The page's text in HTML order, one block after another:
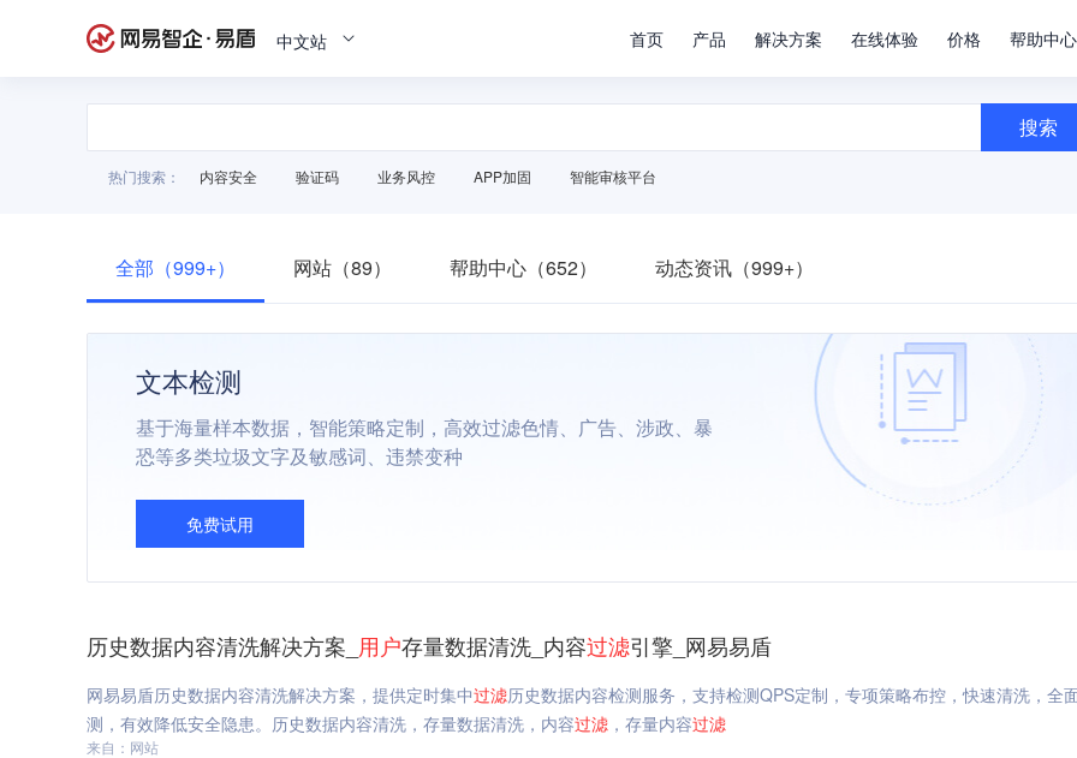
中文站 首页 产品 解决方案 在线体验 价格 帮助中心
搜索
热门搜索： 内容安全 验证码 业务风控 APP加固 智能审核平台
全部（999+） 网站（89） 帮助中心（652） 动态资讯（999+）
文本检测
基于海量样本数据，智能策略定制，高效过滤色情、广告、涉政、暴
恐等多类垃圾文字及敏感词、违禁变种
免费试用
历史数据内容清洗解决方案_ 用户存量数据清洗_内容过滤引擎_网易易盾
网易易盾历史数据内容清洗解决方案，提供定时集中过滤历史数据内容检测服务，支持检测QPS定制，专项策略布控，快速清洗，全
测，有效降低安全隐患。历史数据内容清洗，存量数据清洗，内容过滤 ，存量内容过滤
来自：网站